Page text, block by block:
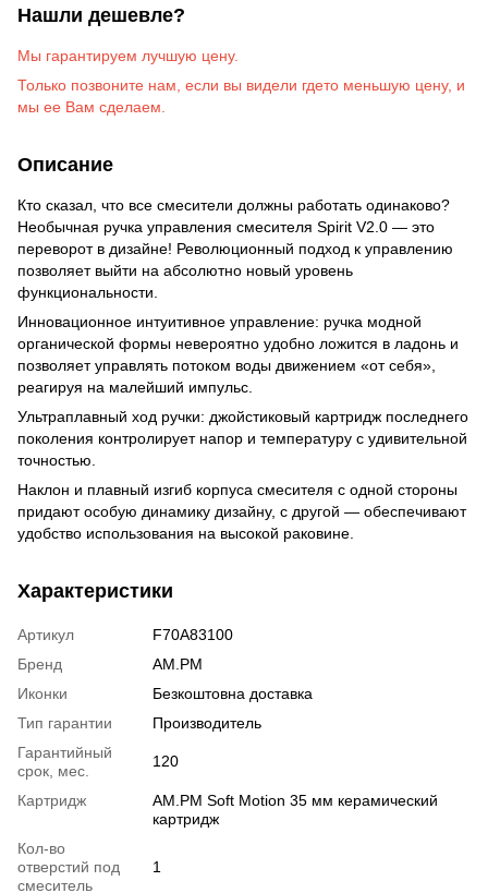
Нашли дешевле?
Мы гарантируем лучшую цену.
Только позвоните нам , если вы видели гдето меньшую цену, и
мы ее Вам сделаем
Описание
Кто сказал, что все смесители должны работать одинаково?
Необычная ручка управления смесителя Spirit V2.0 — это
переворот в дизайне! Революционный подход к управлению
позволяет выйти на абсолютно новый уровень
функциональности.
Инновационное интуитивное управление: ручка модной
органической формы невероятно удобно ложится в ладонь и
позволяет управлять потоком воды движением «от себя»,
реагируя на малейший импульс.
Ультраплавный ход ручки: джойстиковый картридж последнего
поколения контролирует напор и температуру с удивительной
точностью.
Наклон и плавный изгиб корпуса смесителя с одной стороны
придают особую динамику дизайну, с другой — обеспечивают
удобство использования на высокой раковине.
Характеристики
Артикул
F70A83100
Бренд
AM.PM
Иконки
Безкоштовна доставка
Тип гарантии
Производитель
Гарантийный
срок, мес.
120
Картридж
AM.PM Soft Motion 35 мм керамический
картридж
Кол-во
отверстий под
смеситель
1